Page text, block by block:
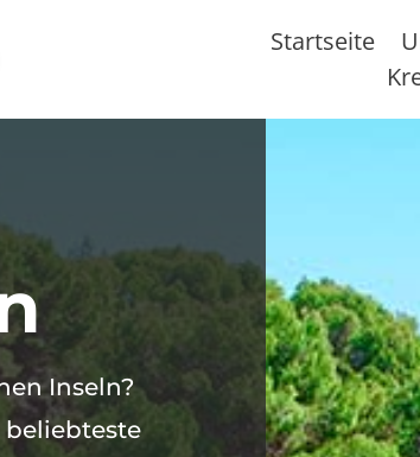
Startseite
Inseln?